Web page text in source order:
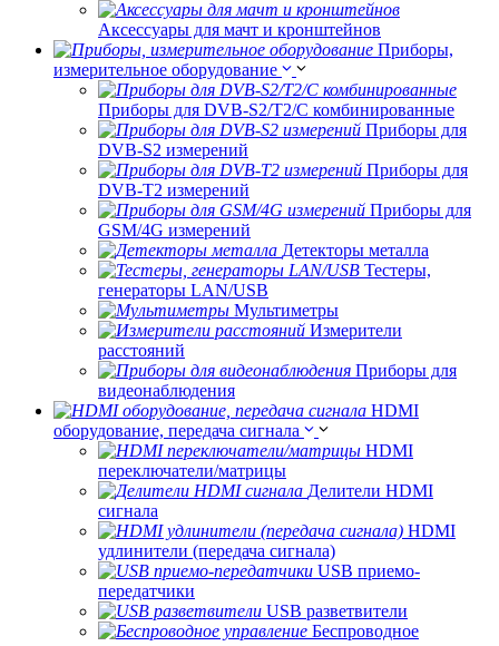
Аксессуары для мачт и кронштейнов
Приборы,
измерительное оборудование
Приборы для DVB-S2/T2/C комбинированные
Приборы для
DVB-S2 измерений
Приборы для
DVB-T2 измерений
Приборы для
GSM/4G измерений
Детекторы металла
Тестеры,
генераторы LAN/USB
Мультиметры
Измерители
расстояний
Приборы для
видеонаблюдения
HDMI
оборудование, передача сигнала
HDMI
переключатели/матрицы
Делители HDMI
сигнала
HDMI
удлинители (передача сигнала)
USB приемо-
передатчики
USB разветвители
Беспроводное